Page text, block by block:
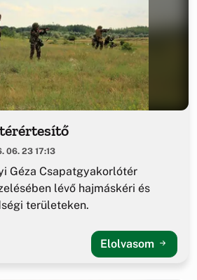
06. 23 17:13
Géza Csapatgyakorlótér
lévő hajmáskéri és
területeken.
Elolvasom